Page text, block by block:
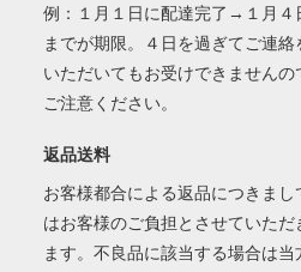
例：１月１日に配達完了→１月４
までが期限。４日を過ぎてご連絡
いただいてもお受けできませんの
ご注意ください。
返品送料
お客様都合による返品につきまし
はお客様のご負担とさせていただ
ます。不良品に該当する場合は当